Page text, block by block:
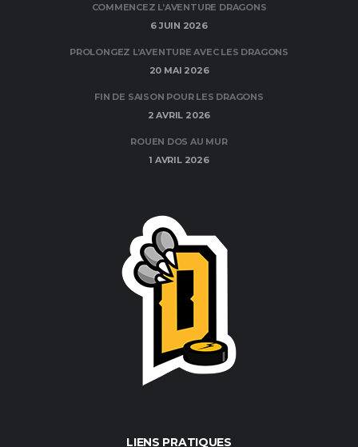
COMMENCEZ L’AVENTURE DRAGONS
6 JUIN 2026
PROLONGEZ L’AVENTURE AVEC LES DRAGONS
20 MAI 2026
FIN DE SAISON POUR LES DRAGONS
2 AVRIL 2026
ROUEN DOS AU MUR
1 AVRIL 2026
LIENS PRATIQUES